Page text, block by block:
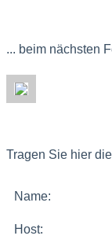
... beim nächsten
Tragen Sie hier
Name:
Host: